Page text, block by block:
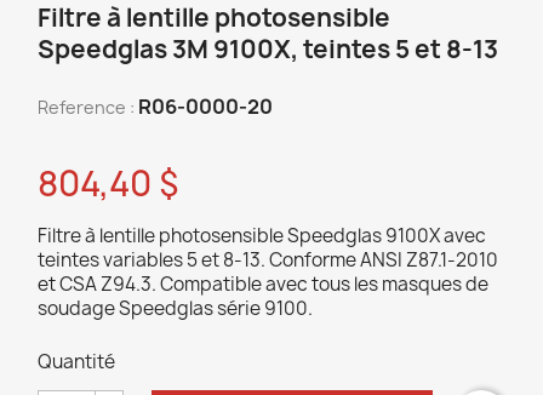
Filtre à lentille photosensible
Speedglas 3M 9100X, teintes 5 et 8-13
Reference : R06-0000-20
804,40 $
Filtre à lentille photosensible Speedglas 9100X avec
teintes variables 5 et 8-13. Conforme ANSI Z87.1-2010
et CSA Z94.3. Compatible avec tous les masques de
soudage Speedglas série 9100.
Quantité